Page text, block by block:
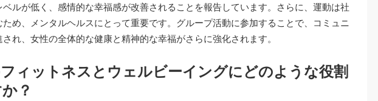
ルが低く、感情的な幸福感が改善されることを報告しています。さらに、運動は社
め、メンタルヘルスにとって重要です。グループ活動に参加することで、コミュニ
れ、女性の全体的な健康と精神的な幸福がさらに強化されます。
ィットネスとウェルビーイングにどのような役割
？